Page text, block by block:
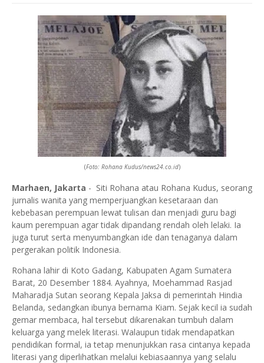
(Foto: Rohana Kudus/news24.co.id)
Marhaen, Jakarta - Siti Rohana atau Rohana Kudus, seorang
jurnalis wanita yang memperjuangkan kesetaraan dan
kebebasan perempuan lewat tulisan dan menjadi guru bagi
kaum perempuan agar tidak dipandang rendah oleh lelaki. Ia
juga turut serta menyumbangkan ide dan tenaganya dalam
pergerakan politik Indonesia.
Rohana lahir di Koto Gadang, Kabupaten Agam Sumatera
Barat, 20 Desember 1884. Ayahnya, Moehammad Rasjad
Maharadja Sutan seorang Kepala Jaksa di pemerintah Hindia
Belanda, sedangkan ibunya bernama Kiam. Sejak kecil ia sudah
gemar membaca, hal tersebut dikarenakan tumbuh dalam
keluarga yang melek literasi. Walaupun tidak mendapatkan
pendidikan formal, ia tetap menunjukkan rasa cintanya kepada
literasi yang diperlihatkan melalui kebiasaannya yang selalu